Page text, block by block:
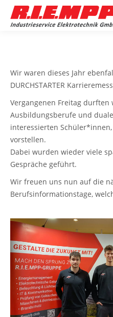
Wir waren dieses Jahr
DURCHSTARTER
Vergangenen Freitag
Ausbildungsberufe und
interessierten
vorstellen.
Dabei wurden wieder viele
Gespräche geführt.
Wir freuen uns nun auf die
Berufsinformationstage,